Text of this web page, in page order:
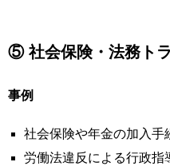
⑤ 社会保険・法務ト
事例
社会保険や年金の加入手
労働法違反による行政指